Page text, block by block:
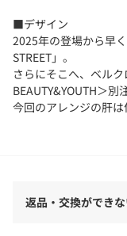
■デザイン
2025年の登場から早
STREET」。
さらにそこへ、ベル
BEAUTY&YOUTH＞別
今回のアレンジの肝は
シックなブラックで
な素材感が際立つ佇
返品・交換ができな